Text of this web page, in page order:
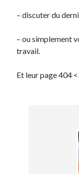
– discuter du
– ou simplement
travail.
Et leur page 404